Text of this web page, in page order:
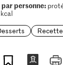
personne: